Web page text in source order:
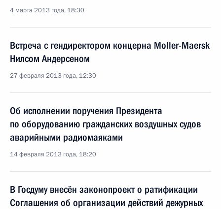
4 марта 2013 года, 18:30
Встреча с гендиректором концерна Moller-Maersk
Нилсом Андерсеном
27 февраля 2013 года, 12:30
Об исполнении поручения Президента
по оборудованию гражданских воздушных судов
аварийными радиомаяками
14 февраля 2013 года, 18:20
В Госдуму внесён законопроект о ратификации
Соглашения об организации действий дежурных